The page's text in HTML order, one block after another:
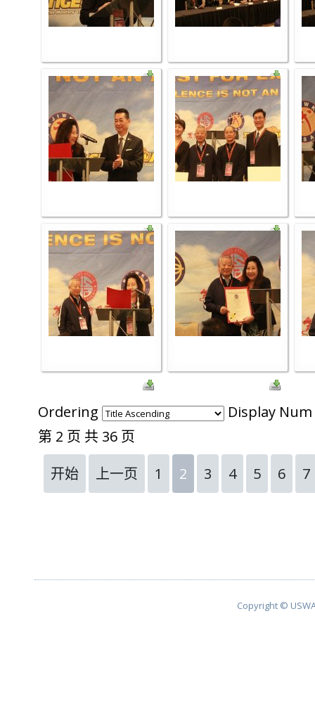
Ordering
Display Num
第 2 页 共 36 页
开始
上一页 1 2 3 4 5 6 7
Copyright ©